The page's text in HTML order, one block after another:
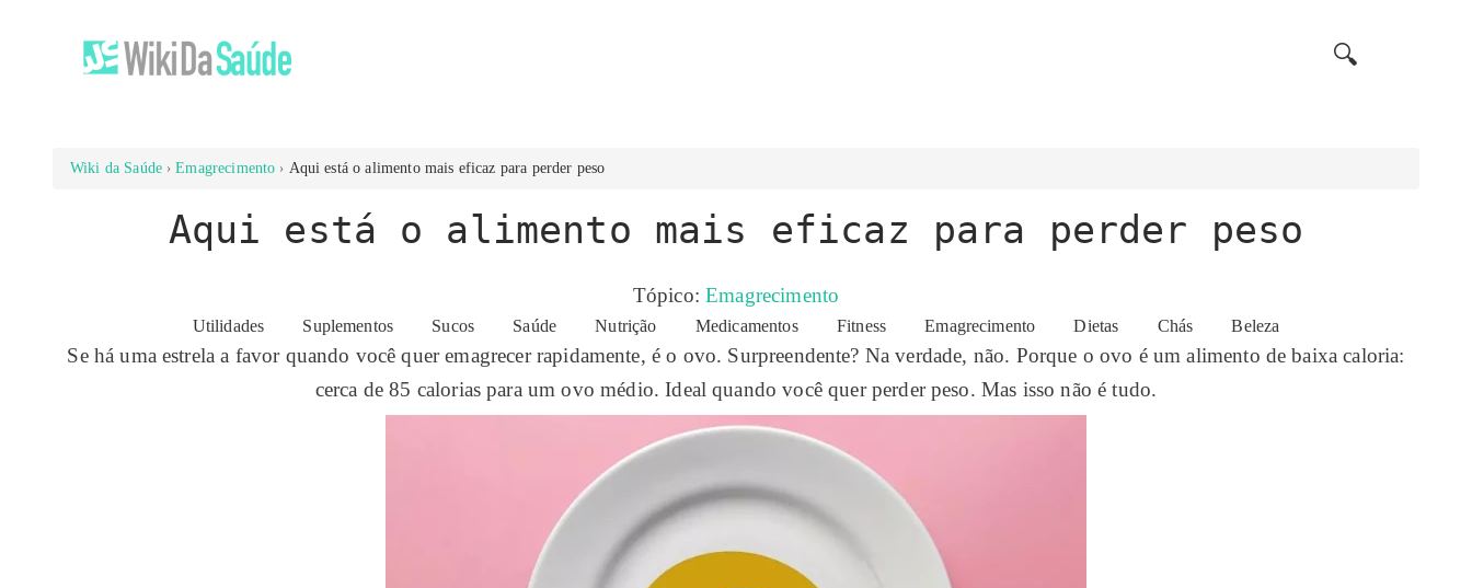
🔍
Utilidades Suplementos Sucos Saúde Nutrição Medicamentos Fitness Emagrecimento Dietas Chás Beleza
Wiki da Saúde Emagrecimento Aqui está o alimento mais eficaz para perder peso
Aqui está o alimento mais eficaz para perder peso
Tópico:Emagrecimento
Se há uma estrela a favor quando você quer emagrecer rapidamente, é o ovo. Surpreendente? Na verdade, não. Porque o ovo é um alimento de baixa caloria:
cerca de 85 calorias para um ovo médio. Ideal quando você quer perder peso. Mas isso não é tudo.